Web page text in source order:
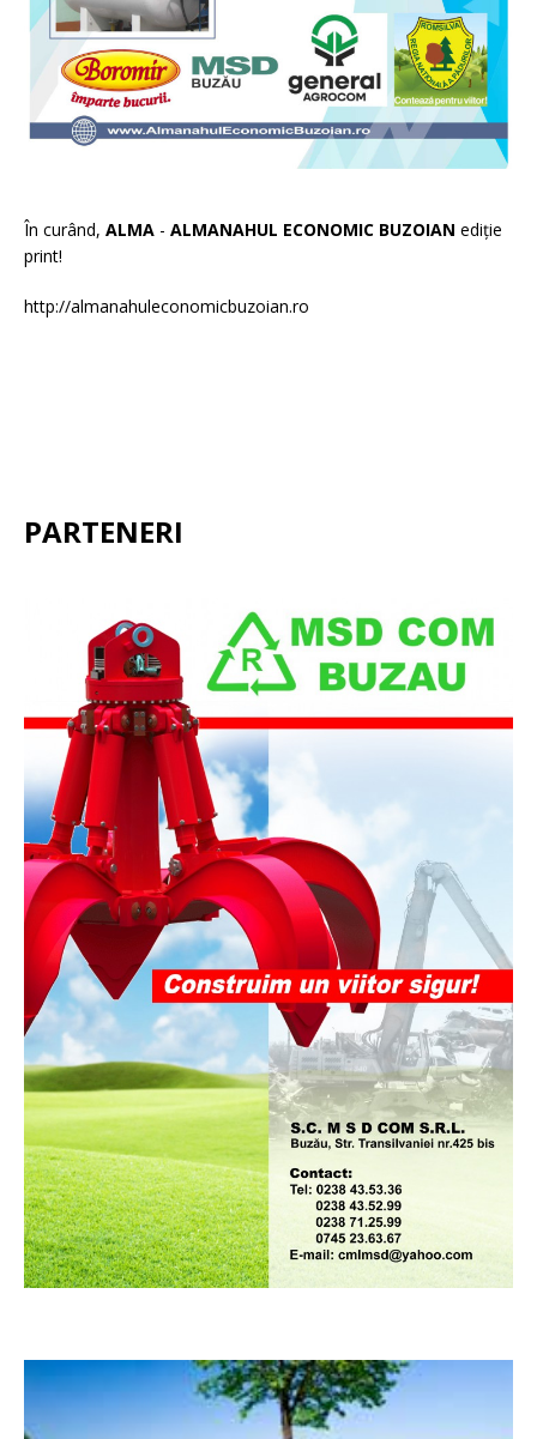
În curând, ALMA - ALMANAHUL ECONOMIC BUZOIAN ediție
print!
http://almanahuleconomicbuzoian.ro
PARTENERI